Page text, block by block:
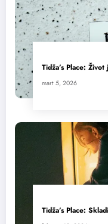
Tidža’s Place:
mart 5, 2026
Tidža’s Place: